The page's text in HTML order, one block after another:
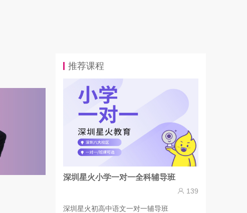
推荐课程
深圳星火小学一对一全科辅导班
139
深圳星火初高中语文一对一辅导班